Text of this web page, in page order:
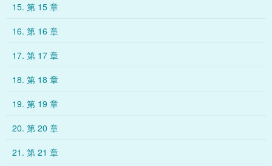
15. 第 15 章
16. 第 16 章
17. 第 17 章
18. 第 18 章
19. 第 19 章
20. 第 20 章
21. 第 21 章